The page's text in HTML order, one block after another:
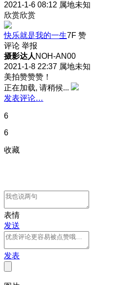
2021-1-6 08:12 属地未知
欣赏欣赏
快乐就是我的一生7F 赞
评论 举报
摄影达人 NOH-AN00
2021-1-8 22:37 属地未知
美拍赞赞赞！
正在加载, 请稍候...
发表评论…
6
6
收藏
表情
发送
发表